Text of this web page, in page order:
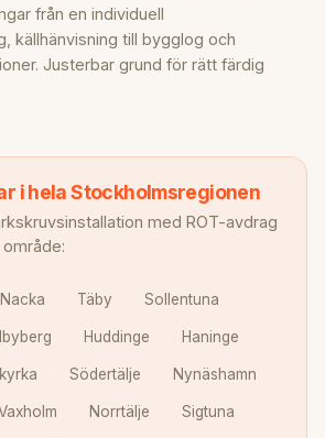
från en individuell
källhänvisning till bygglog och
Justerbar grund för rätt färdig
i hela Stockholmsregionen
med ROT-avdrag
Nacka Täby Sollentuna
Huddinge Haninge
Södertälje Nynäshamn
Norrtälje Sigtuna